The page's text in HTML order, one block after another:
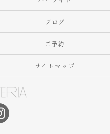
ブログ
ご予約
サイトマップ